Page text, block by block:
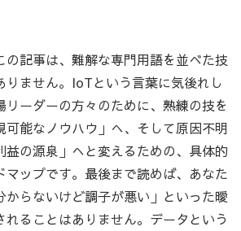
の記事は、難解な専門用語を並べた技
りません。IoTという言葉に気後れし
リーダーの方々のために、熟練の技を
可能なノウハウ」へ、そして原因不明
益の源泉」へと変えるための、具体的
マップです。最後まで読めば、あなた
からないけど調子が悪い」といった曖
ることはありません。データという